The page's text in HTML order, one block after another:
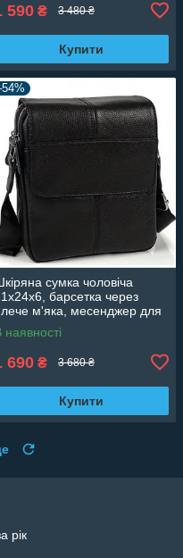
590 ₴ 3 480 ₴
Купити
сумка чоловіча
барсетка через
м'яка, месенджер для
BEXHILL TD-21334A
наявності
690 ₴ 3 680 ₴
Купити
рік